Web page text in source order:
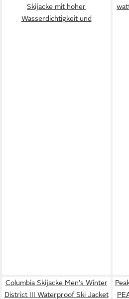
Skijacke mit hoher
Wasserdichtigkeit und
Columbia Skijacke Men's Winter
District III Waterproof Ski Jacket